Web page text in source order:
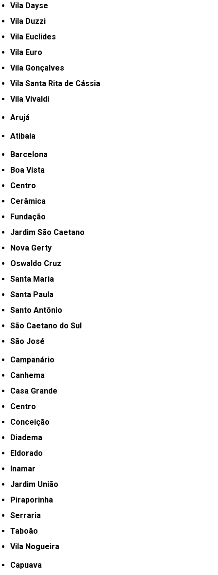
Vila Dayse
Vila Duzzi
Vila Euclides
Vila Euro
Vila Gonçalves
Vila Santa Rita de Cássia
Vila Vivaldi
Arujá
Atibaia
Barcelona
Boa Vista
Centro
Cerâmica
Fundação
Jardim São Caetano
Nova Gerty
Oswaldo Cruz
Santa Maria
Santa Paula
Santo Antônio
São Caetano do Sul
São José
Campanário
Canhema
Casa Grande
Centro
Conceição
Diadema
Eldorado
Inamar
Jardim União
Piraporinha
Serraria
Taboão
Vila Nogueira
Capuava